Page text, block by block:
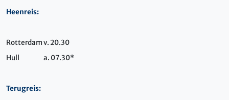
Heenreis:
Rotterdamv. 20.30
Hull
a. 07.30*
Terugreis: